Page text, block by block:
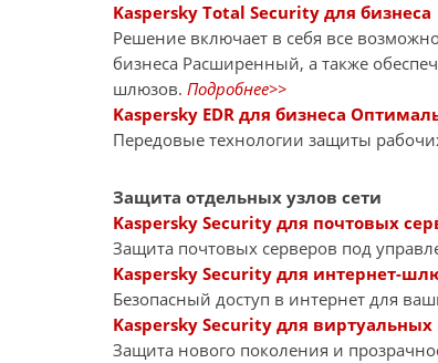
Kaspersky Total Security для бизнеса
Решение включает в себя все
бизнеса Расширенный, а также
шлюзов. Подробнее>>
Kaspersky EDR для бизнеса
Передовые технологии защиты
Защита отдельных узлов сети
Kaspersky Security для почтовых
Защита почтовых серверов под
Kaspersky Security для интернет-
Безопасный доступ в интернет для
Kaspersky Security для
Защита нового поколения и